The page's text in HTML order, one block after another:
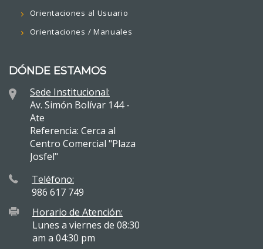
Orientaciones al Usuario
Orientaciones / Manuales
DÓNDE ESTAMOS
Sede Institucional:
Av. Simón Bolívar 144 -
Ate
Referencia: Cerca al
Centro Comercial "Plaza
Josfel"
Teléfono:
986 617 749
Horario de Atención:
Lunes a viernes de 08:30
am a 04:30 pm